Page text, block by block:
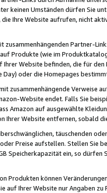
keinen Umständen dürfen Sie
Ihre Website aufrufen, nicht
zusammenhängenden Partner-
Produkte (wie im
Ihrer Website befinden, die für
Day) oder die Homepages
zusammenhängende
Website endet. Falls Sie
Amazon auf ausgewählte
Ihrer Website entfernen, sobald
täuschenden
Preise aufstellen. Stellen Sie
Speicherkapazität ein, so dürfen
Produkten können
auf Ihrer Website nur Angaben